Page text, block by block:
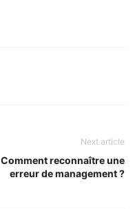
Next article
Comment reconnaître une
erreur de management ?